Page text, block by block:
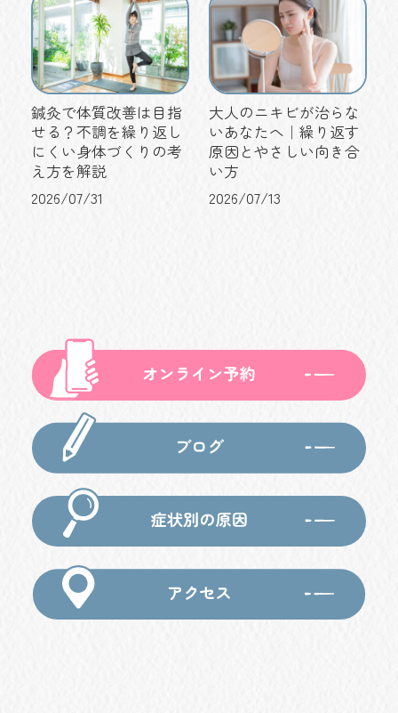
鍼灸で体質改善は目指
せる？不調を繰り返し
にくい身体づくりの考
え方を解説
2026/07/31
大人のニキビが治らな
いあなたへ｜繰り返す
原因とやさしい向き合
い方
2026/07/13